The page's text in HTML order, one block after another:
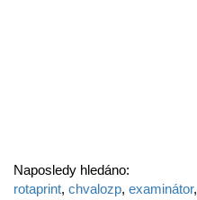
Naposledy hledáno:
rotaprint, chvalozp, examinátor,